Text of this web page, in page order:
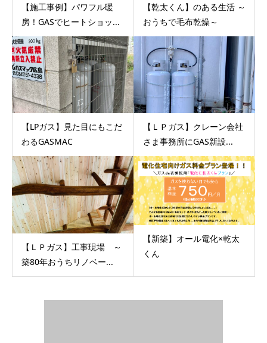
【施工事例】パワフル暖
房！GASでヒートショッ...
【乾太くん】のある生活 ～
おうちで毛布乾燥～
【LPガス】見た目にもこだ
わるGASMAC
【ＬＰガス】クレーン会社
さま事務所にGAS新設...
【ＬＰガス】工事現場 ～
築80年おうちリノベー...
【新築】オール電化×乾太
くん